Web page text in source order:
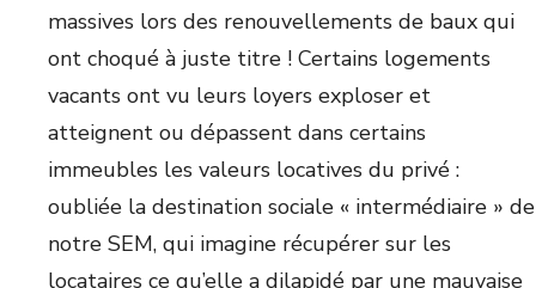
massives lors des renouvellements de baux qui
ont choqué à juste titre ! Certains logements
vacants ont vu leurs loyers exploser et
atteignent ou dépassent dans certains
immeubles les valeurs locatives du privé :
oubliée la destination sociale « intermédiaire » de
notre SEM, qui imagine récupérer sur les
locataires ce qu’elle a dilapidé par une mauvaise